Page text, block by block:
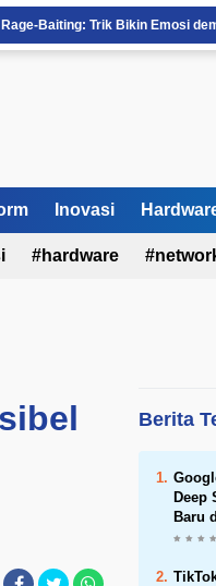
Rage-Baiting: Trik Bikin Emosi
Bahaya Doomscrolling Bagi Otak
Bell dan UdeS Perkuat Riset
Rangkuman Berita AI Juni 2026
FOMO Digital: Kenapa Kita
Inovasi
hardware
Berita
Deep
Baru